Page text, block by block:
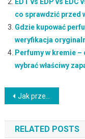
co sprawdzić przed
Gdzie kupować
weryfikacja
Perfumy w kremie
wybrać właściwy
Nawigacja
wpisu
Jak przechowywać próbki perfum: kolejność kroków i warunki, które chronią zapach
RELATED POSTS